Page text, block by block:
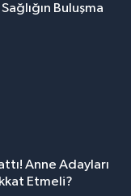
Buluşma
Anne Adayları
Etmeli?